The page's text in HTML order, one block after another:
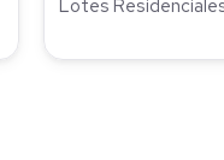
Lotes